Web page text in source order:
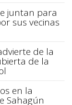
juntan para
sus vecinas
de la
de la
en la
Sahagún